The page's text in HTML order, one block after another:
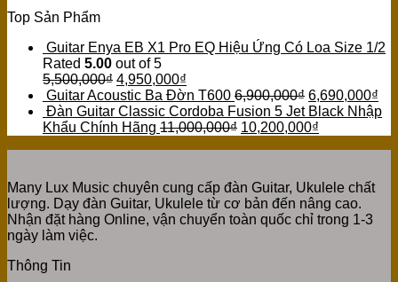
Top Sản Phẩm
Guitar Enya EB X1 Pro EQ Hiệu Ứng Có Loa Size 1/2
Rated 5.00 out of 5
5,500,000₫ 4,950,000₫
Guitar Acoustic Ba Đờn T600 6,900,000₫ 6,690,000₫
Đàn Guitar Classic Cordoba Fusion 5 Jet Black Nhập
Khẩu Chính Hãng 11,000,000₫ 10,200,000₫
Many Lux Music chuyên cung cấp đàn Guitar, Ukulele chất
lượng. Dạy đàn Guitar, Ukulele từ cơ bản đến nâng cao.
Nhận đặt hàng Online, vận chuyển toàn quốc chỉ trong 1-3
ngày làm việc.
Thông Tin